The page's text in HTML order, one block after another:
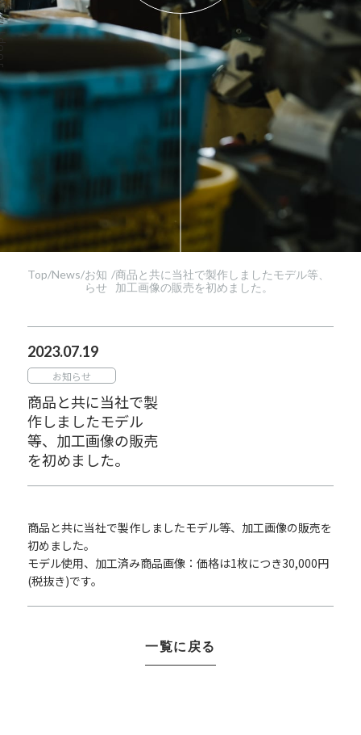
Top/News/お知
らせ
/商品と共に当社で製作しましたモデル等、
加工画像の販売を初めました。
2023.07.19
お知らせ
商品と共に当社で製
作しましたモデル
等、加工画像の販売
を初めました。
商品と共に当社で製作しましたモデル等、加工画像の販売を
初めました。
モデル使用、加工済み商品画像：価格は1枚につき30,000円
(税抜き)です。
一覧に戻る